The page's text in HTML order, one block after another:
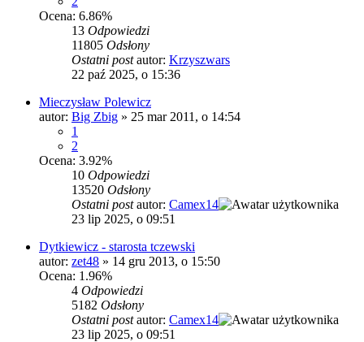
Ocena: 6.86%
13 Odpowiedzi
11805 Odsłony
Ostatni postautor: Krzyszwars
22 paź 2025, o 15:36
Mieczysław Polewicz
autor: Big Zbig » 25 mar 2011, o 14:54
1
2
Ocena: 3.92%
10 Odpowiedzi
13520 Odsłony
Ostatni postautor: Camex14
23 lip 2025, o 09:51
Dytkiewicz - starosta tczewski
autor: zet48 » 14 gru 2013, o 15:50
Ocena: 1.96%
4 Odpowiedzi
5182 Odsłony
Ostatni postautor: Camex14
23 lip 2025, o 09:51